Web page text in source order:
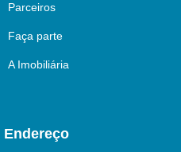
Parceiros
Faça parte
A Imobiliária
Endereço